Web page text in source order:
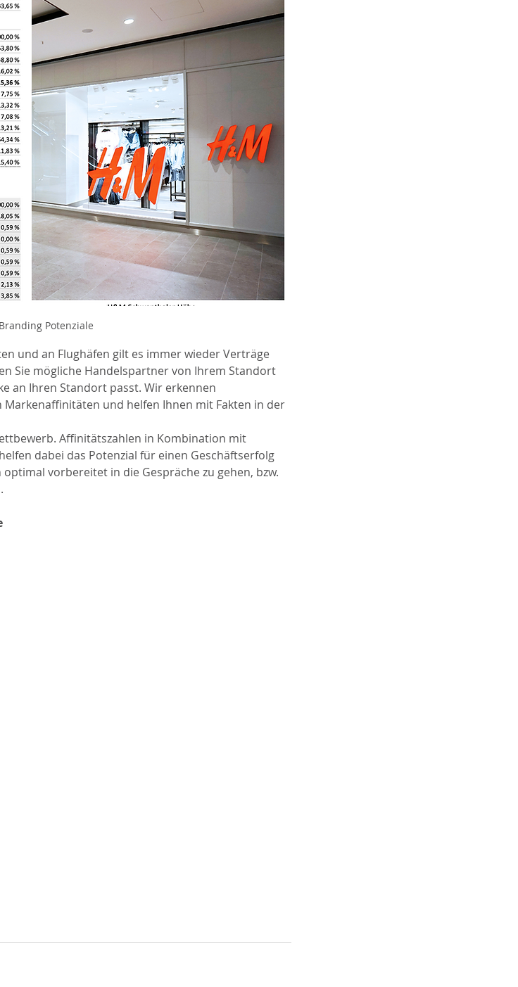
Potenziale
und an Flughäfen gilt es immer wieder Verträge
Sie mögliche Handelspartner von Ihrem Standort
an Ihren Standort passt. Wir erkennen
und helfen Ihnen mit Fakten in der
Affinitätszahlen in Kombination mit
dabei das Potenzial für einen Geschäftserfolg
vorbereitet in die Gespräche zu gehen, bzw.